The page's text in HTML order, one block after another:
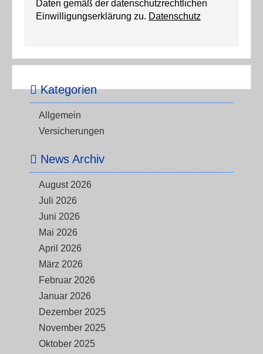
Daten gemäß der datenschutzrechtlichen
Einwilligungserklärung zu. Datenschutz
Kategorien
Allgemein
Versicherungen
News Archiv
August 2026
Juli 2026
Juni 2026
Mai 2026
April 2026
März 2026
Februar 2026
Januar 2026
Dezember 2025
November 2025
Oktober 2025